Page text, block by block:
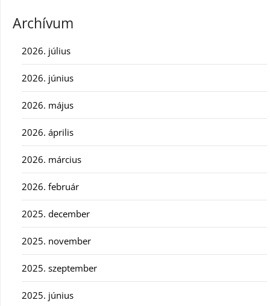
Archívum
2026. július
2026. június
2026. május
2026. április
2026. március
2026. február
2025. december
2025. november
2025. szeptember
2025. június